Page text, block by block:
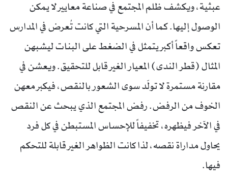
عبثية، ويكشف ظلم المجتمع في صناعة معايير لا يمكن
الوصول إليها. كما أن المسرحية التي كانت تُعرض في المدارس
تعكس واقعاً أكبر يتمثل في الضغط على البنات ليشبهن
المثال (قطر الندى) المعيار الغير قابل للتحقيق. ويعشن في
مقارنة مستمرة لا تولّد سوى الشعور بالنقص، فيكبر معهن
الخوف من الرفض. رفض المجتمع الذي يبحث عن النقص
في الآخر فيظهره، تخفيفاً للإحساس المستبطن في كل فرد
يحاول مداراة نقصه، لذا كانت الظواهر الغير قابلة للتحكم
فيها.